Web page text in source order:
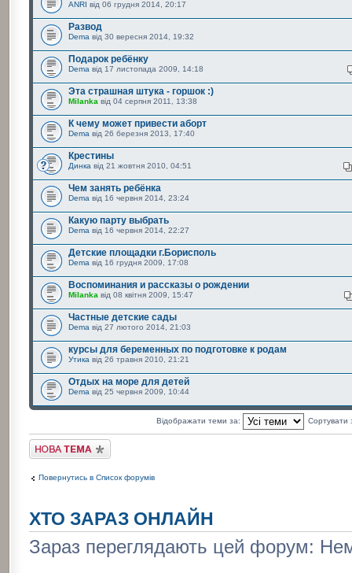
ANRI від 06 грудня 2014, 20:17
Развод
Dema від 30 вересня 2014, 19:32
Подарок ребёнку
Dema від 17 листопада 2009, 14:18
Эта страшная штука - горшок :)
Milanka від 04 серпня 2011, 13:38
К чему может привести аборт
Dema від 26 березня 2013, 17:40
Крестины
Динка від 21 жовтня 2010, 04:51
Чем занять ребёнка
Dema від 16 червня 2014, 23:24
Какую парту выбрать
Dema від 16 червня 2014, 22:27
Детские площадки г.Борисполь
Dema від 16 грудня 2009, 17:08
Воспоминания и рассказы о рождении
Milanka від 08 квітня 2009, 15:47
Частные детские сады
Dema від 27 лютого 2014, 21:03
курсы для беременных по подготовке к родам
Утика від 26 травня 2010, 21:21
Отдых на море для детей
Dema від 25 червня 2009, 10:44
Відображати теми за: Сортувати
Створити нову тему
Повернутись в Список форумів
ХТО ЗАРАЗ ОНЛАЙН
Зараз переглядають цей форум: